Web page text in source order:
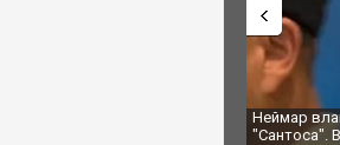
Неймар влаштував конфлікт після перемоги